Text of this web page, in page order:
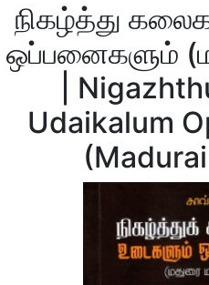
நிகழ்த்து
ஒப்பனைகளும்
|
Udaikalum